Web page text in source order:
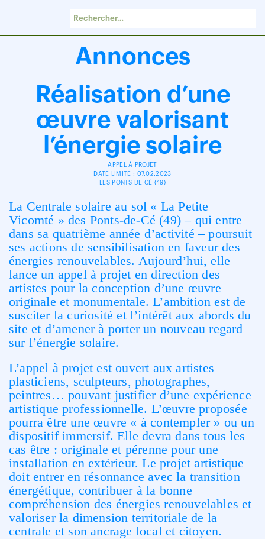
Annonces
Réalisation d’une
œuvre valorisant
l’énergie solaire
APPEL À PROJET
DATE LIMITE : 07.02.2023
LES PONTS-DE-CÉ (49)
La Centrale solaire au sol « La Petite
Vicomté » des Ponts-de-Cé (49) – qui entre
dans sa quatrième année d’activité – poursuit
ses actions de sensibilisation en faveur des
énergies renouvelables. Aujourd’hui, elle
lance un appel à projet en direction des
artistes pour la conception d’une œuvre
originale et monumentale. L’ambition est de
susciter la curiosité et l’intérêt aux abords du
site et d’amener à porter un nouveau regard
sur l’énergie solaire.
L’appel à projet est ouvert aux artistes
plasticiens, sculpteurs, photographes,
peintres… pouvant justifier d’une expérience
artistique professionnelle. L’œuvre proposée
pourra être une œuvre « à contempler » ou un
dispositif immersif. Elle devra dans tous les
cas être : originale et pérenne pour une
installation en extérieur. Le projet artistique
doit entrer en résonnance avec la transition
énergétique, contribuer à la bonne
compréhension des énergies renouvelables et
valoriser la dimension territoriale de la
centrale et son ancrage local et citoyen.